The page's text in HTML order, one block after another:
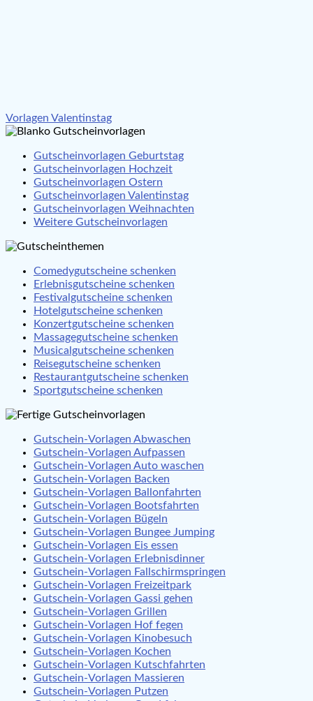
Beitragsnavigation
Vorlagen Valentinstag
Gutscheinvorlagen Geburtstag
Gutscheinvorlagen Hochzeit
Gutscheinvorlagen Ostern
Gutscheinvorlagen Valentinstag
Gutscheinvorlagen Weihnachten
Weitere Gutscheinvorlagen
Comedygutscheine schenken
Erlebnisgutscheine schenken
Festivalgutscheine schenken
Hotelgutscheine schenken
Konzertgutscheine schenken
Massagegutscheine schenken
Musicalgutscheine schenken
Reisegutscheine schenken
Restaurantgutscheine schenken
Sportgutscheine schenken
Gutschein-Vorlagen Abwaschen
Gutschein-Vorlagen Aufpassen
Gutschein-Vorlagen Auto waschen
Gutschein-Vorlagen Backen
Gutschein-Vorlagen Ballonfahrten
Gutschein-Vorlagen Bootsfahrten
Gutschein-Vorlagen Bügeln
Gutschein-Vorlagen Bungee Jumping
Gutschein-Vorlagen Eis essen
Gutschein-Vorlagen Erlebnisdinner
Gutschein-Vorlagen Fallschirmspringen
Gutschein-Vorlagen Freizeitpark
Gutschein-Vorlagen Gassi gehen
Gutschein-Vorlagen Grillen
Gutschein-Vorlagen Hof fegen
Gutschein-Vorlagen Kinobesuch
Gutschein-Vorlagen Kochen
Gutschein-Vorlagen Kutschfahrten
Gutschein-Vorlagen Massieren
Gutschein-Vorlagen Putzen